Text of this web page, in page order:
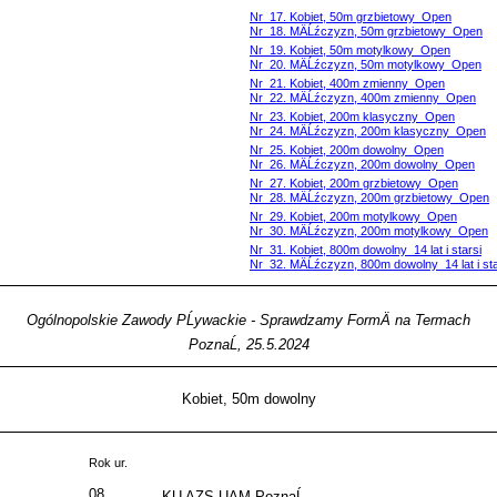
Nr 17. Kobiet, 50m grzbietowy Open
Nr 18. MÄĹźczyzn, 50m grzbietowy Open
Nr 19. Kobiet, 50m motylkowy Open
Nr 20. MÄĹźczyzn, 50m motylkowy Open
Nr 21. Kobiet, 400m zmienny Open
Nr 22. MÄĹźczyzn, 400m zmienny Open
Nr 23. Kobiet, 200m klasyczny Open
Nr 24. MÄĹźczyzn, 200m klasyczny Open
Nr 25. Kobiet, 200m dowolny Open
Nr 26. MÄĹźczyzn, 200m dowolny Open
Nr 27. Kobiet, 200m grzbietowy Open
Nr 28. MÄĹźczyzn, 200m grzbietowy Open
Nr 29. Kobiet, 200m motylkowy Open
Nr 30. MÄĹźczyzn, 200m motylkowy Open
Nr 31. Kobiet, 800m dowolny 14 lat i starsi
Nr 32. MÄĹźczyzn, 800m dowolny 14 lat i
Ogólnopolskie Zawody PĹywackie - Sprawdzamy FormÄ na Termach
PoznaĹ, 25.5.2024
Kobiet, 50m dowolny
Rok ur.